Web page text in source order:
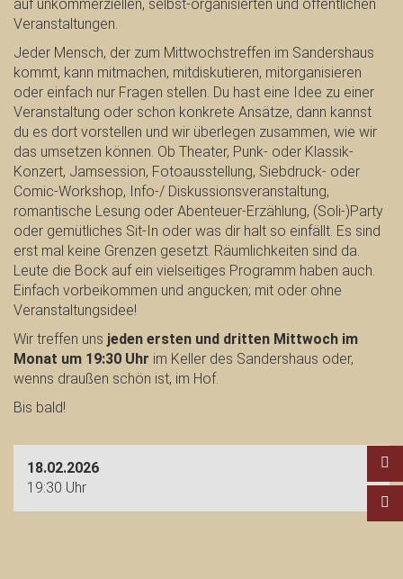
auf unkommerziellen, selbst-organisierten und öffentlichen
Veranstaltungen.
Jeder Mensch, der zum Mittwochstreffen im Sandershaus
kommt, kann mitmachen, mitdiskutieren, mitorganisieren
oder einfach nur Fragen stellen. Du hast eine Idee zu einer
Veranstaltung oder schon konkrete Ansätze, dann kannst
du es dort vorstellen und wir überlegen zusammen, wie wir
das umsetzen können. Ob Theater, Punk- oder Klassik-
Konzert, Jamsession, Fotoausstellung, Siebdruck- oder
Comic-Workshop, Info-/ Diskussionsveranstaltung,
romantische Lesung oder Abenteuer-Erzählung, (Soli-)Party
oder gemütliches Sit-In oder was dir halt so einfällt. Es sind
erst mal keine Grenzen gesetzt. Räumlichkeiten sind da.
Leute die Bock auf ein vielseitiges Programm haben auch.
Einfach vorbeikommen und angucken; mit oder ohne
Veranstaltungsidee!
Wir treffen uns jeden ersten und dritten Mittwoch im
Monat um 19:30 Uhr im Keller des Sandershaus oder,
wenns draußen schön ist, im Hof.
Bis bald!
18.02.2026
19:30 Uhr